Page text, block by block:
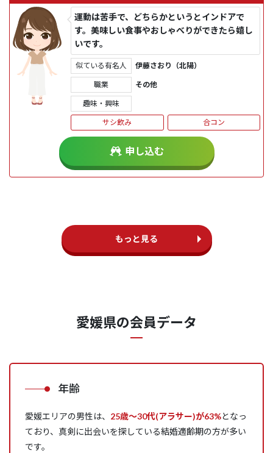
運動は苦手で、どちらかというとインドアで
す。美味しい食事やおしゃべりができたら嬉し
いです。
似ている有名人 伊藤さおり（北陽）
職業 その他
趣味・興味
サシ飲み 合コン
申し込む
もっと見る
愛媛県の会員データ
年齢
愛媛エリアの男性は、 25歳～30代(アラサー)が63%となっ
ており、真剣に出会いを探している結婚適齢期の方が多い
です。